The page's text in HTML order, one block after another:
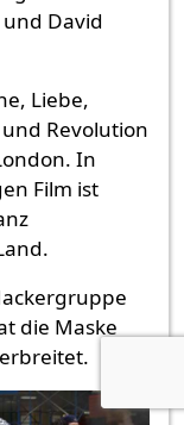
David
Liebe,
Revolution
In
Film ist
die Maske